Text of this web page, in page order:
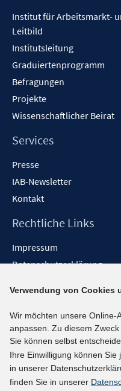
Institut für Arbeitsmarkt-
Leitbild
Institutsleitung
Graduiertenprogramm
Befragungen
Projekte
Wissenschaftlicher Beirat
Services
Presse
IAB-Newsletter
Kontakt
Rechtliche Links
Impressum
Datenschutzerklärung
Barrieren melden
Social-Media-Kanäle
BlueSky
YouTube
LinkedIn
Verwendung von Cookies
Wir möchten unsere Online-
anpassen. Zu diesem
Sie können selbst
Ihre Einwilligung können Sie
in unserer
finden Sie in unserer